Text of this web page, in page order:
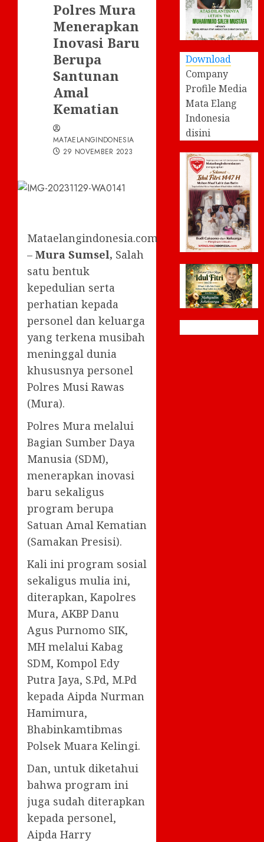
Polres Mura
Menerapkan
Inovasi Baru
Berupa
Santunan
Amal
Kematian
MATAELANGINDONESIA
29 NOVEMBER 2023
Mataelangindonesia.com
– Mura Sumsel, Salah
satu bentuk
kepedulian serta
perhatian kepada
personel dan keluarga
yang terkena musibah
meninggal dunia
khususnya personel
Polres Musi Rawas
(Mura).
Polres Mura melalui
Bagian Sumber Daya
Manusia (SDM),
menerapkan inovasi
baru sekaligus
program berupa
Satuan Amal Kematian
(Samakan Presisi).
Kali ini program sosial
sekaligus mulia ini,
diterapkan, Kapolres
Mura, AKBP Danu
Agus Purnomo SIK,
MH melalui Kabag
SDM, Kompol Edy
Putra Jaya, S.Pd, M.Pd
kepada Aipda Nurman
Hamimura,
Bhabinkamtibmas
Polsek Muara Kelingi.
Dan, untuk diketahui
bahwa program ini
juga sudah diterapkan
kepada personel,
Aipda Harry
Download
Company
Profile Media
Mata Elang
Indonesia
disini